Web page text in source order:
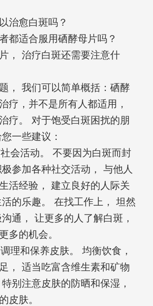
治愈白斑吗？
都适合服用硒酵母片吗？
， 治疗白斑还需要注意什
， 我们可以简单概括：硒酵
疗，并不是所有人都适用，
疗。 对于饱受白斑困扰的朋
一些建议：
会活动。 不要因为白斑而封
参加各种社交活动， 与他人
活经验， 建立良好的人际关
的乐趣。 在找工作上， 坦然
通， 让更多的人了解白斑，
多的机会。
理和保养皮肤。 均衡饮食，
， 适当吃富含维生素和矿物
别注意皮肤的防晒和保湿，
皮肤。